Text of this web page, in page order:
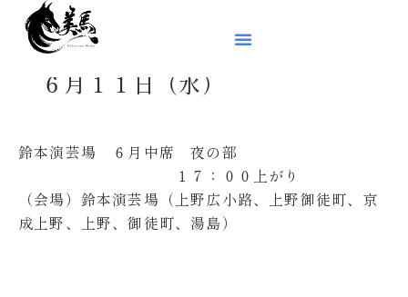
６月１１日（水）
鈴本演芸場 ６月中席 夜の部
１７：００上がり
（会場）鈴本演芸場（上野広小路、上野御徒町、京
成上野、上野、御徒町、湯島）